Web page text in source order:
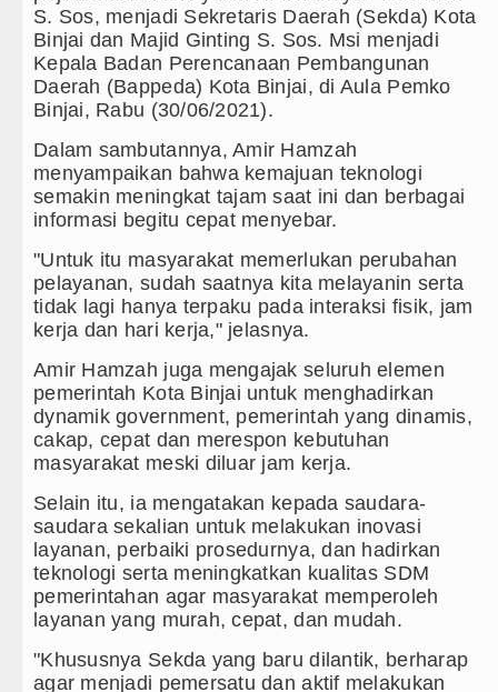
Ketua GRIB Jaya Labuhanbatu
Gubernur Bobby Nasution Minta
Rico Waas : Kemerdekaan
Kurang dari 6 Jam, Polsek
Liverpool vs Monaco Laga
Emma Raducanu Absen di
Juventus Dikalahkan Inter Milan
PSG Ditahan Manchester
Chelsea Gilas AC Milan di Laga
Ketua GRIB Jaya Labuhanbatu
Gubernur Bobby Nasution Minta
Rico Waas : Kemerdekaan
Kurang dari 6 Jam, Polsek
Liverpool vs Monaco Laga
S. Sos, menjadi Sekretaris Daerah (Sekda) Kota
Binjai dan Majid Ginting S. Sos. Msi menjadi
Kepala Badan Perencanaan Pembangunan
Daerah (Bappeda) Kota Binjai, di Aula Pemko
Binjai, Rabu (30/06/2021).
Dalam sambutannya, Amir Hamzah
menyampaikan bahwa kemajuan teknologi
semakin meningkat tajam saat ini dan berbagai
informasi begitu cepat menyebar.
"Untuk itu masyarakat memerlukan perubahan
pelayanan, sudah saatnya kita melayanin serta
tidak lagi hanya terpaku pada interaksi fisik, jam
kerja dan hari kerja," jelasnya.
Amir Hamzah juga mengajak seluruh elemen
pemerintah Kota Binjai untuk menghadirkan
dynamik government, pemerintah yang dinamis,
cakap, cepat dan merespon kebutuhan
masyarakat meski diluar jam kerja.
Selain itu, ia mengatakan kepada saudara-
saudara sekalian untuk melakukan inovasi
layanan, perbaiki prosedurnya, dan hadirkan
teknologi serta meningkatkan kualitas SDM
pemerintahan agar masyarakat memperoleh
layanan yang murah, cepat, dan mudah.
"Khususnya Sekda yang baru dilantik, berharap
agar menjadi pemersatu dan aktif melakukan